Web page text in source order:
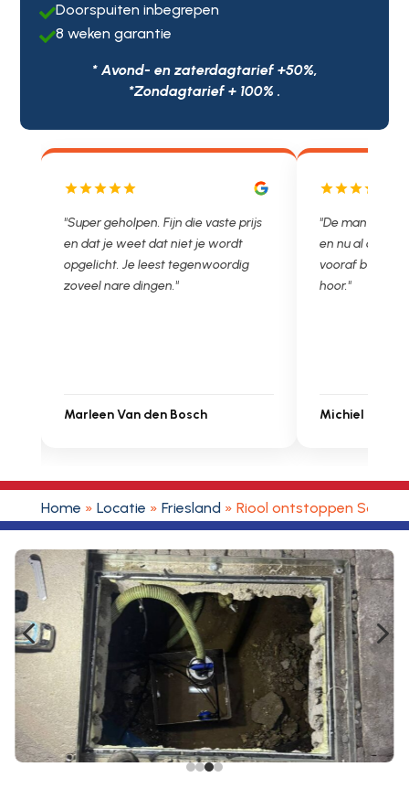
Doorspuiten inbegrepen
8 weken garantie
* Avond- en zaterdagtarief +50%,
*Zondagtarief + 100% .
"De man rijden net weg. 11.00 gebeld
en nu al opgelost voor een vast en
vooraf besproken tarief. Lekker
hoor."
Michiel Uitdenbongerd
"Wat een fijn
met een
je niet zo
Sarah Touat
Home » Locatie » Friesland » Riool ontstoppen
4 5